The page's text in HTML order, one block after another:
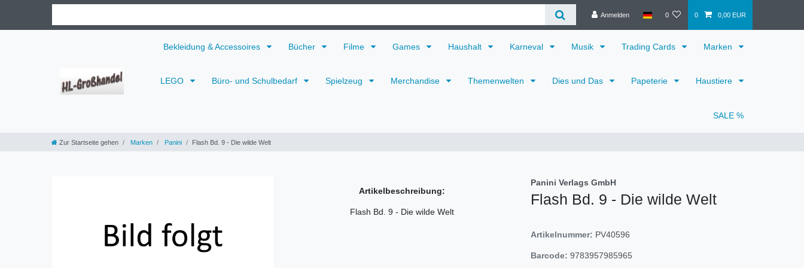
Anmelden 0 0 0,00 EUR
Bekleidung & Accessoires Bücher Filme Games Haushalt Karneval Musik Trading Cards Marken
LEGO Büro- und Schulbedarf Spielzeug Merchandise Themenwelten Dies und Das Papeterie Haustiere
SALE %
Zur Startseite gehen Marken Panini Flash Bd. 9 - Die wilde Welt
Artikelbeschreibung:
Flash Bd. 9 - Die wilde Welt
Panini Verlags GmbH
Flash Bd. 9 - Die wilde Welt
Artikelnummer: PV40596
Barcode: 9783957985965